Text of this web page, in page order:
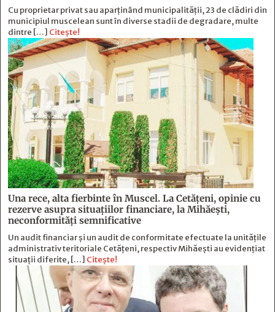
Cu proprietar privat sau aparținând municipalității, 23 de clădiri din
municipiul muscelean sunt în diverse stadii de degradare, multe
dintre […] Citește!
Una rece, alta fierbinte în Muscel. La Cetăţeni, opinie cu
rezerve asupra situaţiilor financiare, la Mihăeşti,
neconformităţi semnificative
Un audit financiar și un audit de conformitate efectuate la unitățile
administrativ teritoriale Cetățeni, respectiv Mihăești au evidențiat
situații diferite, […] Citește!